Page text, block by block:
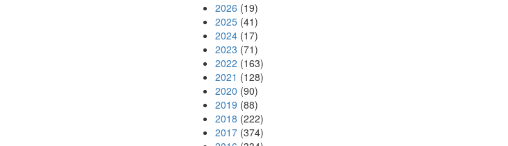
2026 (19)
2025 (41)
2024 (17)
2023 (71)
2022 (163)
2021 (128)
2020 (90)
2019 (88)
2018 (222)
2017 (374)